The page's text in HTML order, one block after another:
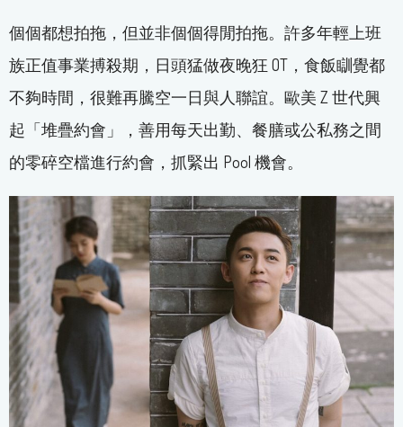
個個都想拍拖，但並非個個得閒拍拖。許多年輕上班
族正值事業搏殺期，日頭猛做夜晚狂 OT，食飯瞓覺都
不夠時間，很難再騰空一日與人聯誼。歐美 Z 世代興
起「堆疊約會」，善用每天出勤、餐膳或公私務之間
的零碎空檔進行約會，抓緊出 Pool 機會。